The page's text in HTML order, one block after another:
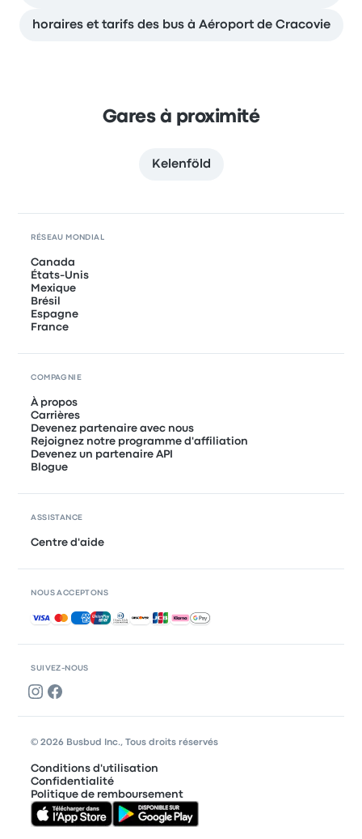
horaires et tarifs des bus à Aéroport de Cracovie
Gares à proximité
Kelenföld
SUIVEZ-NOUS
RÉSEAU MONDIAL
Canada
États-Unis
Mexique
Brésil
Espagne
France
COMPAGNIE
À propos
Carrières
Devenez partenaire avec nous
Rejoignez notre programme d'affiliation
Devenez un partenaire API
Blogue
ASSISTANCE
Centre d'aide
NOUS ACCEPTONS
Paiements acceptés
© 2026 Busbud Inc., Tous droits réservés
Conditions d'utilisation
Confidentialité
Politique de remboursement